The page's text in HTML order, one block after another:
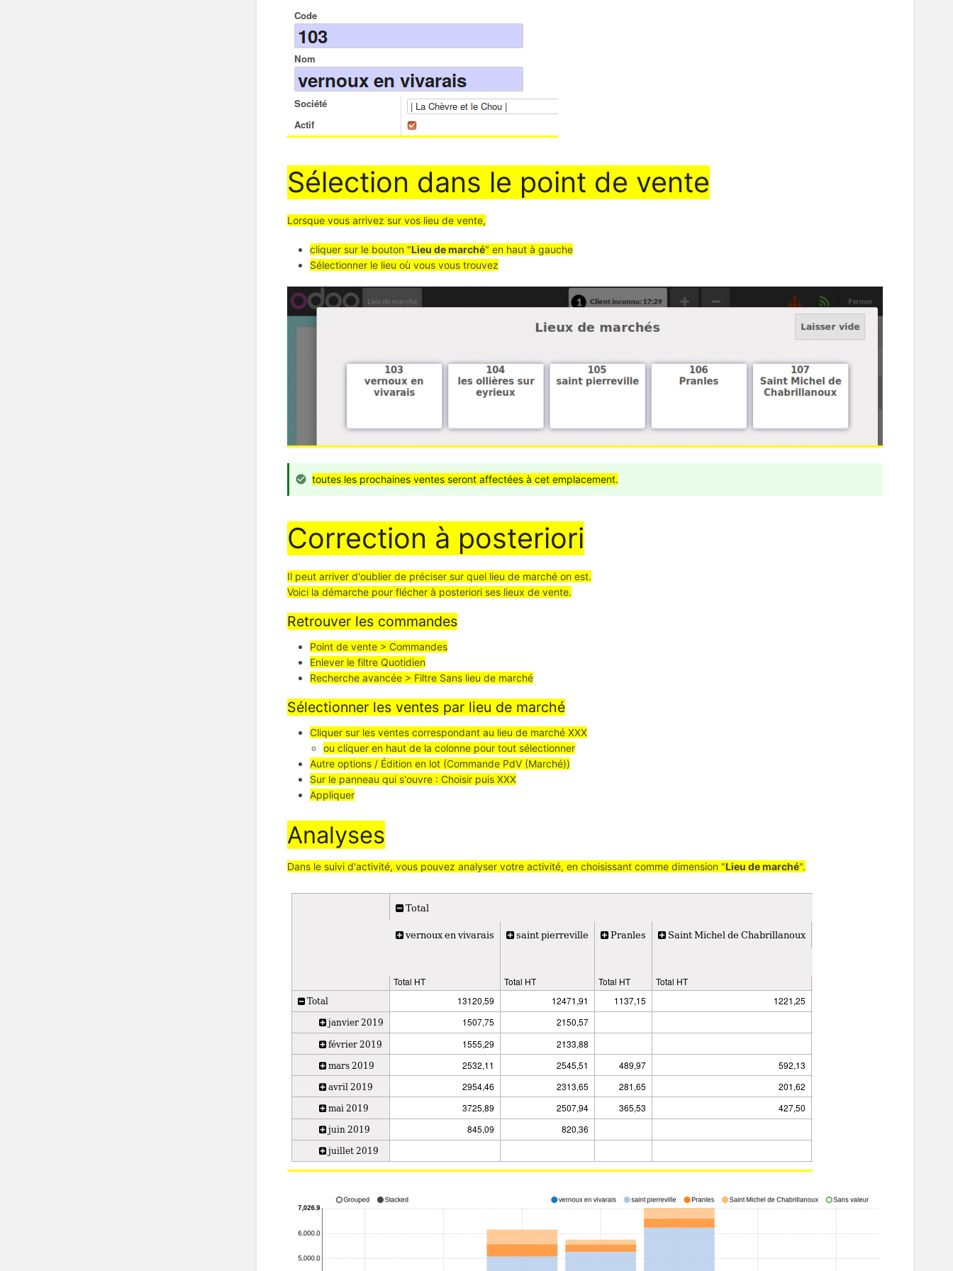
Sélection dans le point de vente
Lorsque vous arrivez sur vos lieu de vente,
cliquer sur le bouton "Lieu de marché" en haut à gauche
Sélectionner le lieu où vous vous trouvez
toutes les prochaines ventes seront affectées à cet emplacement.
Correction à posteriori
Il peut arriver d'oublier de préciser sur quel lieu de marché on est.
Voici la démarche pour flécher à posteriori ses lieux de vente.
Retrouver les commandes
Point de vente > Commandes
Enlever le filtre Quotidien
Recherche avancée > Filtre Sans lieu de marché
Sélectionner les ventes par lieu de marché
Cliquer sur les ventes correspondant au lieu de marché XXX
ou cliquer en haut de la colonne pour tout sélectionner
Autre options / Édition en lot (Commande PdV (Marché))
Sur le panneau qui s'ouvre : Choisir puis XXX
Appliquer
Analyses
Dans le suivi d'activité, vous pouvez analyser votre activité, en choisissant comme dimension "Lieu de marché".